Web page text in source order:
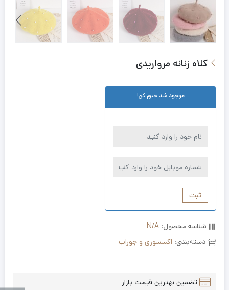
کلاه زنانه مرواریدی
موجود شد خبرم کن!
ثبت
شناسه محصول: N/A
دسته‌بندی: اکسسوری و جوراب
تضمین بهترین قیمت بازار